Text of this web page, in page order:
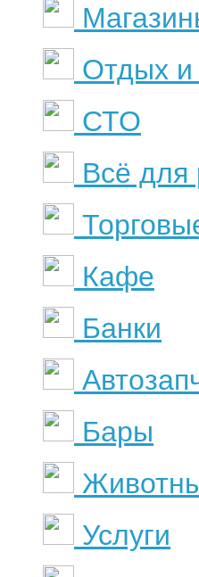
Отдых и
СТО
Всё для
Кафе
Банки
Бары
Услуги